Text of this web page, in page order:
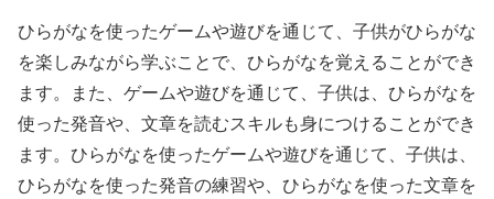
ひらがなを使ったゲームや遊びを通じて、子供がひらがな
を楽しみながら学ぶことで、ひらがなを覚えることができ
ます。また、ゲームや遊びを通じて、子供は、ひらがなを
使った発音や、文章を読むスキルも身につけることができ
ます。ひらがなを使ったゲームや遊びを通じて、子供は、
ひらがなを使った発音の練習や、ひらがなを使った文章を